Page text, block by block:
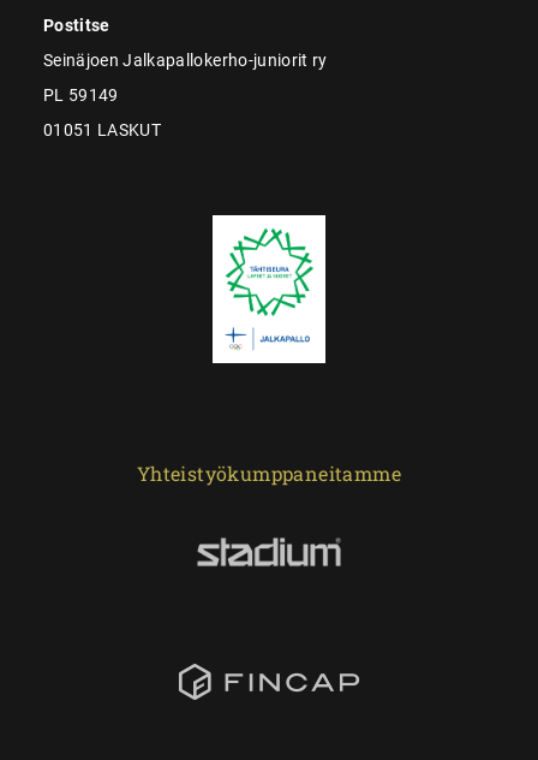
Postitse
Seinäjoen Jalkapallokerho-juniorit ry
PL 59149
01051 LASKUT
Yhteistyökumppaneitamme